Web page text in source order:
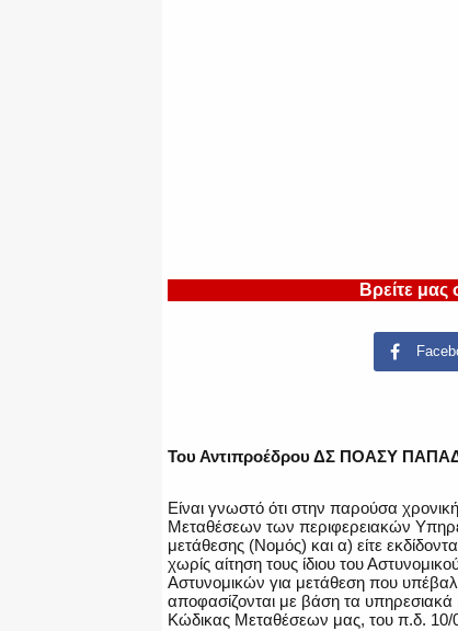
Βρείτε
Του Αντιπροέδρου ΔΣ ΠΟΑΣΥ
Είναι γνωστό ότι στην παρούσα
Μεταθέσεων των περιφερειακών
μετάθεσης (Νομός) και α) είτε
χωρίς αίτηση τους ίδιου του
Αστυνομικών για μετάθεση που
αποφασίζονται με βάση τα υπηρεσιακά
Κώδικας Μεταθέσεων μας, του π.δ. 10/